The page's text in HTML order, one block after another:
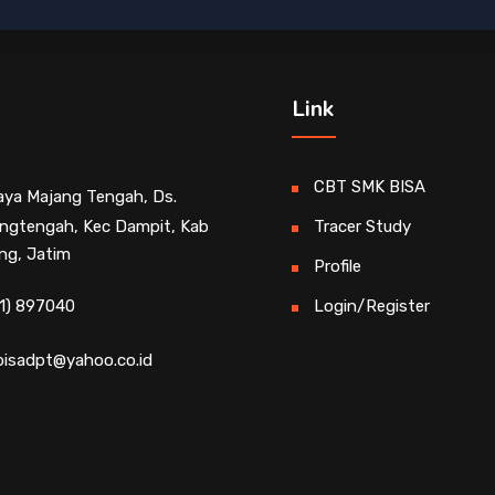
Majang Tengah, Ds.
Kec Dampit, Kab
Jatim
897040
Link
CBT SMK BISA
Tracer Study
Profile
Login/Register